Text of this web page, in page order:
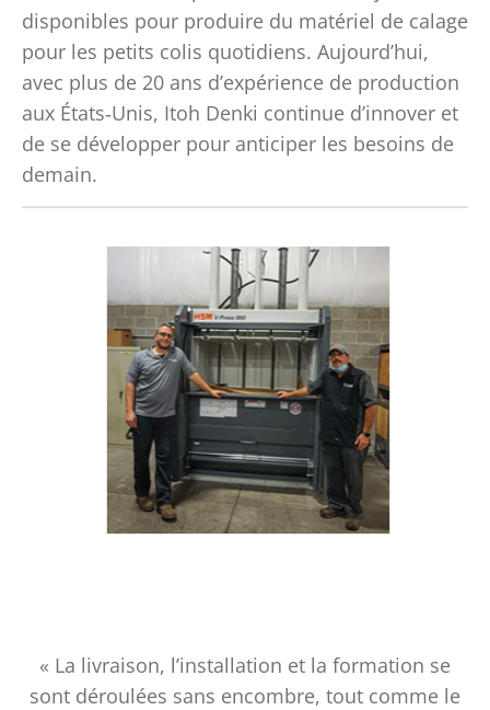
disponibles pour produire du matériel de calage
pour les petits colis quotidiens. Aujourd’hui,
avec plus de 20 ans d’expérience de production
aux États‑Unis, Itoh Denki continue d’innover et
de se développer pour anticiper les besoins de
demain.
« La livraison, l’installation et la formation se
sont déroulées sans encombre, tout comme le